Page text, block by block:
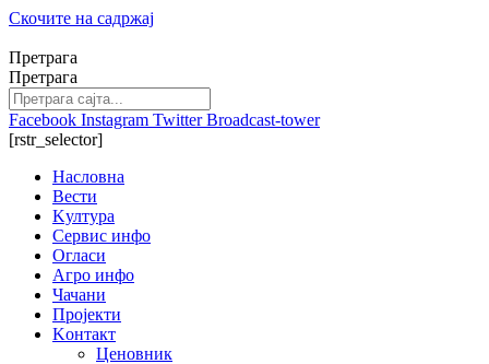
Скочите на садржај
Претрага
Претрага
Facebook Instagram Twitter Broadcast-tower
[rstr_selector]
Насловна
Вести
Kултура
Сервис инфо
Огласи
Агро инфо
Чачани
Пројекти
Kонтакт
Ценовник